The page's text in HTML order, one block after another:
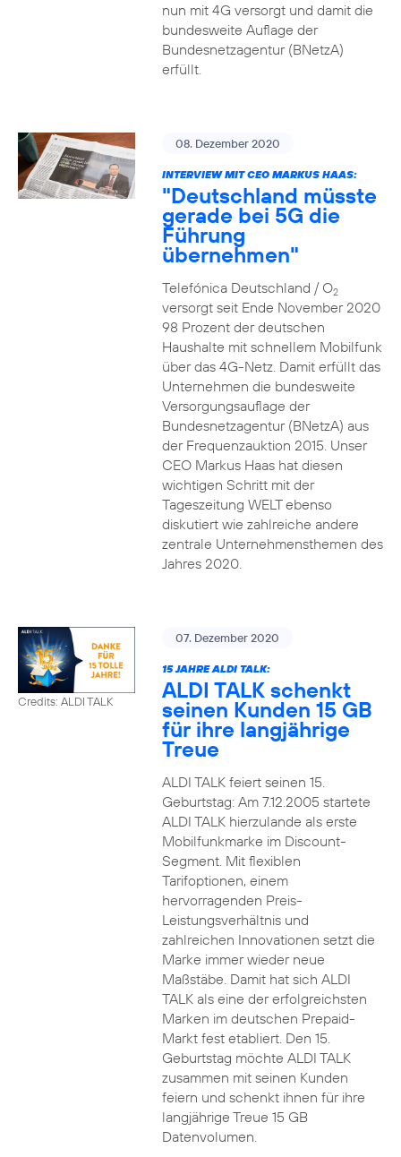
nun mit 4G versorgt und damit die
bundesweite Auflage der
Bundesnetzagentur (BNetzA)
erfüllt.
08. Dezember 2020
INTERVIEW MIT CEO MARKUS HAAS:
"Deutschland müsste
gerade bei 5G die
Führung
übernehmen"
Telefónica Deutschland / O2
versorgt seit Ende November 2020
98 Prozent der deutschen
Haushalte mit schnellem Mobilfunk
über das 4G-Netz. Damit erfüllt das
Unternehmen die bundesweite
Versorgungsauflage der
Bundesnetzagentur (BNetzA) aus
der Frequenzauktion 2015. Unser
CEO Markus Haas hat diesen
wichtigen Schritt mit der
Tageszeitung WELT ebenso
diskutiert wie zahlreiche andere
zentrale Unternehmensthemen des
Jahres 2020.
Credits: ALDI TALK
07. Dezember 2020
15 JAHRE ALDI TALK:
ALDI TALK schenkt
seinen Kunden 15 GB
für ihre langjährige
Treue
ALDI TALK feiert seinen 15.
Geburtstag: Am 7.12.2005 startete
ALDI TALK hierzulande als erste
Mobilfunkmarke im Discount-
Segment. Mit flexiblen
Tarifoptionen, einem
hervorragenden Preis-
Leistungsverhältnis und
zahlreichen Innovationen setzt die
Marke immer wieder neue
Maßstäbe. Damit hat sich ALDI
TALK als eine der erfolgreichsten
Marken im deutschen Prepaid-
Markt fest etabliert. Den 15.
Geburtstag möchte ALDI TALK
zusammen mit seinen Kunden
feiern und schenkt ihnen für ihre
langjährige Treue 15 GB
Datenvolumen.